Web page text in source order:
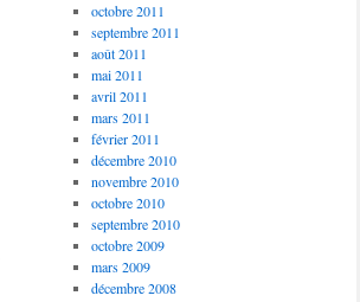
octobre 2011
septembre 2011
août 2011
mai 2011
avril 2011
mars 2011
février 2011
décembre 2010
novembre 2010
octobre 2010
septembre 2010
octobre 2009
mars 2009
décembre 2008